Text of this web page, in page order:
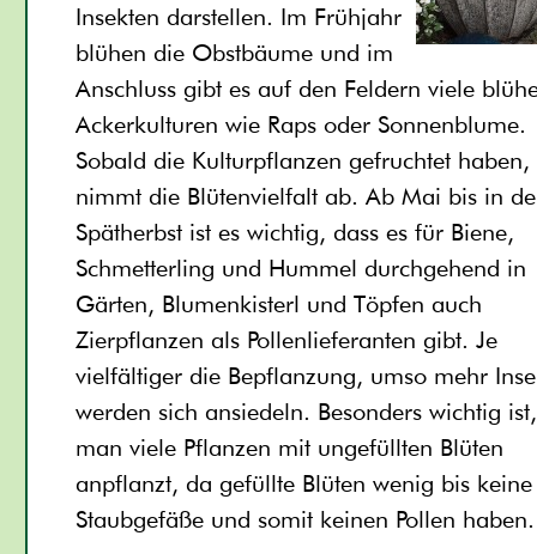
Insekten darstellen. Im Frühjahr
blühen die Obstbäume und im
Anschluss gibt es auf den Feldern viele
Ackerkulturen wie Raps oder Sonnenblume.
Sobald die Kulturpflanzen gefruchtet haben,
nimmt die Blütenvielfalt ab. Ab Mai bis in
Spätherbst ist es wichtig, dass es für Biene,
Schmetterling und Hummel durchgehend in
Gärten, Blumenkisterl und Töpfen auch
Zierpflanzen als Pollenlieferanten gibt. Je
vielfältiger die Bepflanzung, umso mehr
werden sich ansiedeln. Besonders wichtig
man viele Pflanzen mit ungefüllten Blüten
anpflanzt, da gefüllte Blüten wenig bis keine
Staubgefäße und somit keinen Pollen haben.